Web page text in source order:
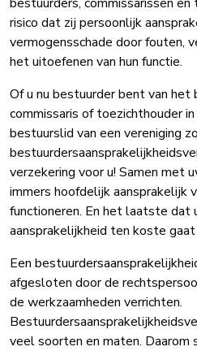
risico dat zij persoonlijk
vermogensschade door fouten,
het uitoefenen van hun functie.
Of u nu bestuurder bent van het
commissaris of toezichthouder
bestuurslid van een vereniging
verzekering voor u! Samen met
immers hoofdelijk aansprakelijk
functioneren. En het laatste
aansprakelijkheid ten koste
Een
afgesloten door de
de werkzaamheden verrichten.
veel soorten en maten. Daarom